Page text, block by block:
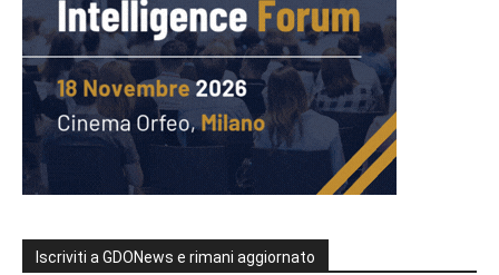
Iscriviti a GDONews e rimani aggiornato